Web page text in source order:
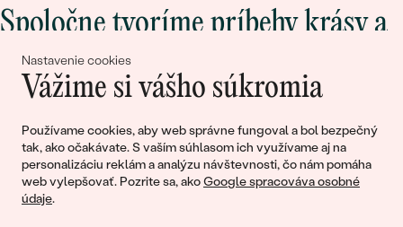
Nastavenie cookies
Vážime si vášho súkromia
Používame cookies, aby web správne fungoval a bol bezpečný
tak, ako očakávate. S vaším súhlasom ich využívame aj na
personalizáciu reklám a analýzu návštevnosti, čo nám pomáha
web vylepšovať. Pozrite sa, akoGoogle spracováva osobné
údaje.
Spoločne tvoríme príbehy krásy a
lásky